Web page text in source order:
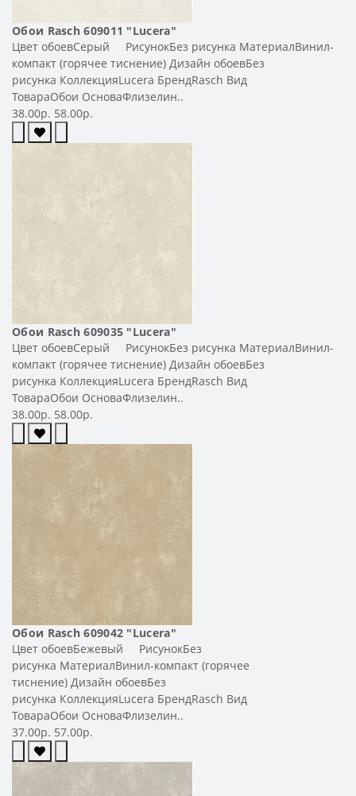
Обои Rasch 609011 "Lucera"
Цвет обоевСерый РисунокБез рисунка МатериалВинил-
компакт (горячее тиснение) Дизайн обоевБез
рисунка КоллекцияLucera БрендRasch Вид
ТовараОбои ОсноваФлизелин..
38.00р. 58.00р.
Обои Rasch 609035 "Lucera"
Цвет обоевСерый РисунокБез рисунка МатериалВинил-
компакт (горячее тиснение) Дизайн обоевБез
рисунка КоллекцияLucera БрендRasch Вид
ТовараОбои ОсноваФлизелин..
38.00р. 58.00р.
Обои Rasch 609042 "Lucera"
Цвет обоевБежевый РисунокБез
рисунка МатериалВинил-компакт (горячее
тиснение) Дизайн обоевБез
рисунка КоллекцияLucera БрендRasch Вид
ТовараОбои ОсноваФлизелин..
37.00р. 57.00р.